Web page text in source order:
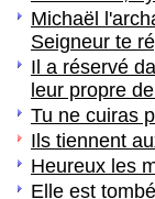
Michaël
Seigneur te
Il a réservé
leur propre
Tu ne cuiras
Ils tiennent
Heureux les
Elle est